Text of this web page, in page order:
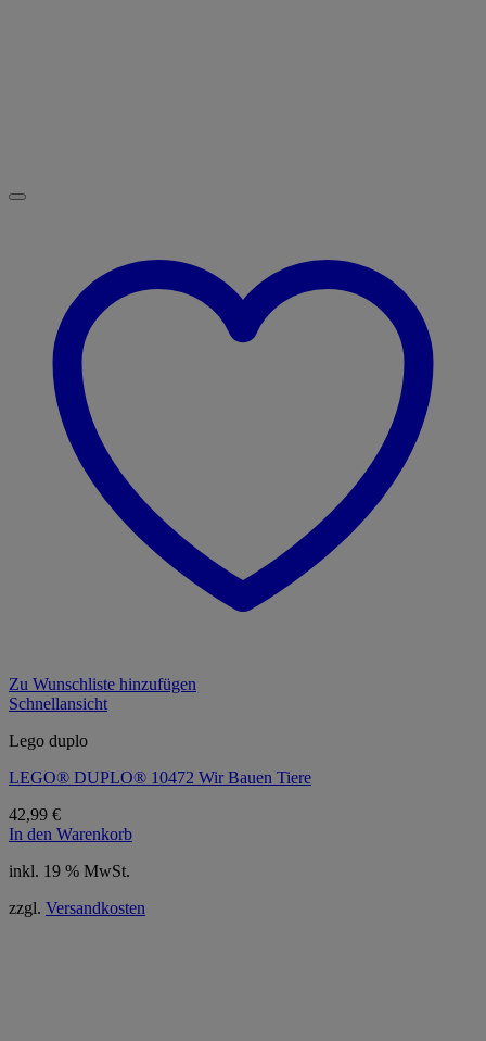
Zu Wunschliste hinzufügen
Schnellansicht
Lego duplo
LEGO® DUPLO® 10472 Wir Bauen Tiere
42,99 €
In den Warenkorb
inkl. 19 % MwSt.
zzgl. Versandkosten